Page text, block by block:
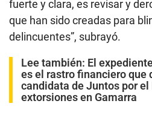
fuerte y clara, es revisar y
que han sido creadas para
delincuentes”, subrayó.
Lee también: El
es el rastro financiero que
candidata de Juntos por
extorsiones en Gamarra